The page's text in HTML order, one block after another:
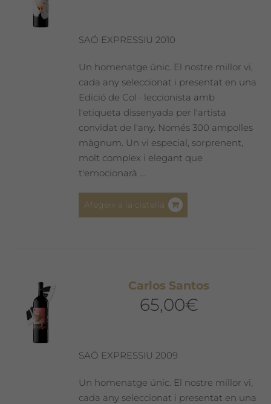
pàgina
del
producte
SAÓ EXPRESSIU 2010
Un homenatge únic. El nostre millor vi,
cada any seleccionat i presentat en una
Edició de Col · leccionista amb
l'etiqueta dissenyada per l'artista
convidat de l'any. Només 300 ampolles
màgnum. Un vi especial, sorprenent,
molt complex i elegant que
t'emocionarà ...
Afegeix a la cistella
Carlos Santos
65,00€
SAÓ EXPRESSIU 2009
Un homenatge únic. El nostre millor vi,
cada any seleccionat i presentat en una